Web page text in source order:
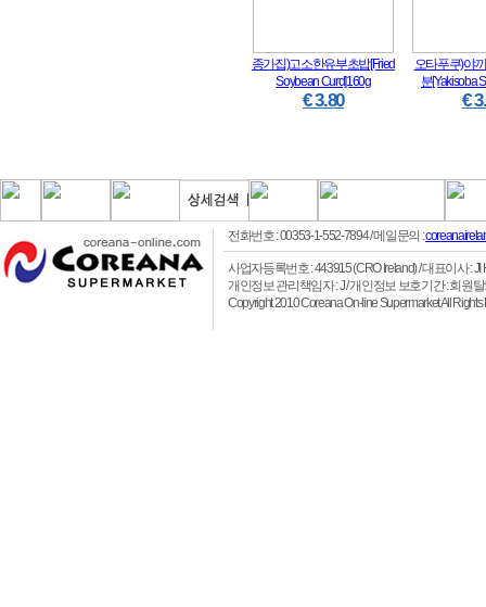
종가집)고소한유부초밥[Fried
Soybean Curd]160g
€ 3.80
오타푸쿠)야
분[Yakisoba
€
전화번호 : 00353-1-552-7894/ 메일문의 :
사업자등록번호 : 443915 (CRO Ireland)/ 대표이사 : JI
개인정보 관리책임자 : J / 개인정보 보호기간 : 회원
Copyright 2010 Coreana On-line Supermarket All